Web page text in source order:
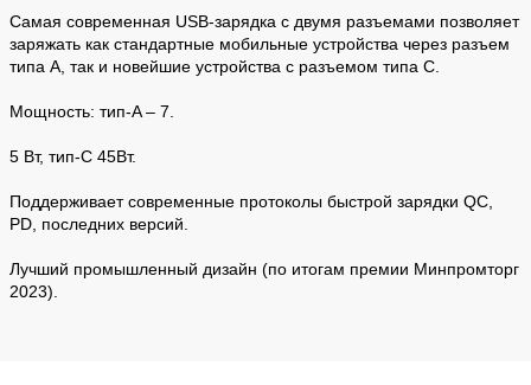
Самая современная USB-зарядка с двумя разъемами позволяет
заряжать как стандартные мобильные устройства через разъем
типа А, так и новейшие устройства с разъемом типа С.
Мощность: тип-A – 7.
5 Вт, тип-С 45Вт.
Поддерживает современные протоколы быстрой зарядки QC,
PD, последних версий.
Лучший промышленный дизайн (по итогам премии Минпромторг
2023).